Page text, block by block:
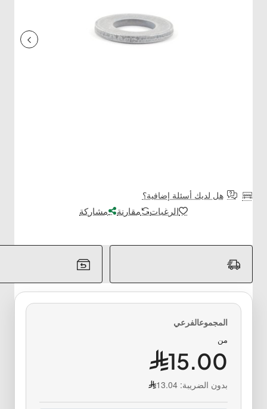
هل لديك أسئلة إضافية؟
الرغبات مقارنة مشاركة
من
15.00
بدون الضريبة: 13.04